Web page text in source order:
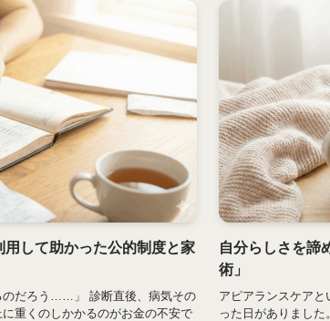
して助かった公的制度と家
のだろう……」 診断直後、病気その
重くのしかかるのがお金の不安で
自分らしさを諦
術」
アピアランスケア
った日がありまし